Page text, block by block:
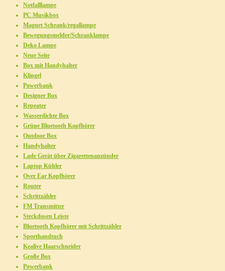
Notfalllampe
PC Musikbox
Magnet Schrank/regallampe
Bewegungsmelder/Schranklampe
Deko Lampe
Neue Seite
Box mit Handyhalter
Klingel
Powerbank
Designer Box
Repeater
Wasserdichte Box
Grüne Bluetooth Kopfhörer
Outdoor Box
Handyhalter
Lade Gerät über Zigarettenanzünder
Laptop Kühler
Over Ear Kopfhörer
Router
Schrittzähler
FM Transmitter
Steckdosen Leiste
Bluetooth Kopfhörer mit Schrittzähler
Sporthandtuch
Kealive Haarschneider
Große Box
Powerbank